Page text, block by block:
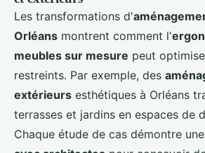
Les transformations d'
Orléans montrent comment l'
meubles sur mesure peut
restreints. Par exemple, des
extérieurs esthétiques à Orléans
terrasses et jardins en espaces de
Chaque étude de cas démontre une